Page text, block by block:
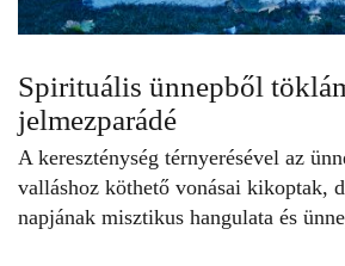
Spirituális ünnepből
jelmezparádé
A kereszténység térnyerésével az
valláshoz köthető vonásai kikoptak,
napjának misztikus hangulata és